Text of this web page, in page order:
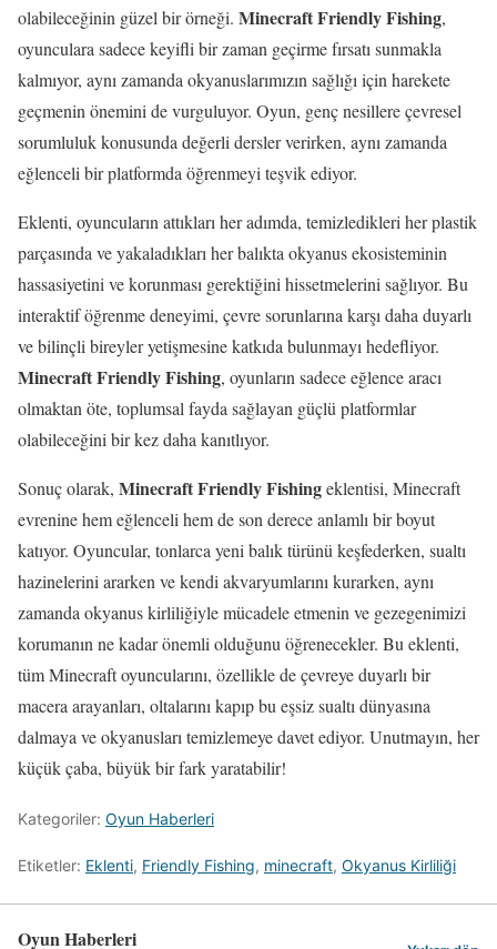
olabileceğinin güzel bir örneği. Minecraft Friendly Fishing,
oyunculara sadece keyifli bir zaman geçirme fırsatı sunmakla
kalmıyor, aynı zamanda okyanuslarımızın sağlığı için harekete
geçmenin önemini de vurguluyor. Oyun, genç nesillere çevresel
sorumluluk konusunda değerli dersler verirken, aynı zamanda
eğlenceli bir platformda öğrenmeyi teşvik ediyor.
Eklenti, oyuncuların attıkları her adımda, temizledikleri her plastik
parçasında ve yakaladıkları her balıkta okyanus ekosisteminin
hassasiyetini ve korunması gerektiğini hissetmelerini sağlıyor. Bu
interaktif öğrenme deneyimi, çevre sorunlarına karşı daha duyarlı
ve bilinçli bireyler yetişmesine katkıda bulunmayı hedefliyor.
Minecraft Friendly Fishing, oyunların sadece eğlence aracı
olmaktan öte, toplumsal fayda sağlayan güçlü platformlar
olabileceğini bir kez daha kanıtlıyor.
Sonuç olarak, Minecraft Friendly Fishingeklentisi, Minecraft
evrenine hem eğlenceli hem de son derece anlamlı bir boyut
katıyor. Oyuncular, tonlarca yeni balık türünü keşfederken, sualtı
hazinelerini ararken ve kendi akvaryumlarını kurarken, aynı
zamanda okyanus kirliliğiyle mücadele etmenin ve gezegenimizi
korumanın ne kadar önemli olduğunu öğrenecekler. Bu eklenti,
tüm Minecraft oyuncularını, özellikle de çevreye duyarlı bir
macera arayanları, oltalarını kapıp bu eşsiz sualtı dünyasına
dalmaya ve okyanusları temizlemeye davet ediyor. Unutmayın, her
küçük çaba, büyük bir fark yaratabilir!
Kategoriler: Oyun Haberleri
Etiketler: Eklenti, Friendly Fishing, minecraft, Okyanus Kirliliği
Oyun Haberleri